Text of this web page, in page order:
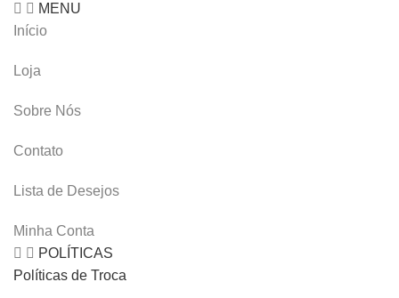
MENU
Início
Loja
Sobre Nós
Contato
Lista de Desejos
Minha Conta
POLÍTICAS
Políticas de Troca